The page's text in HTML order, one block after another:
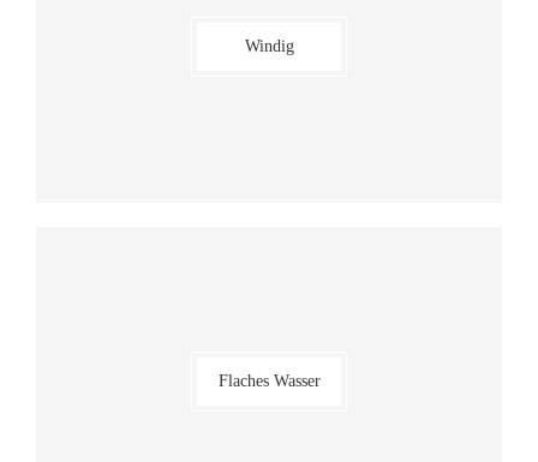
Windig
Flaches Wasser